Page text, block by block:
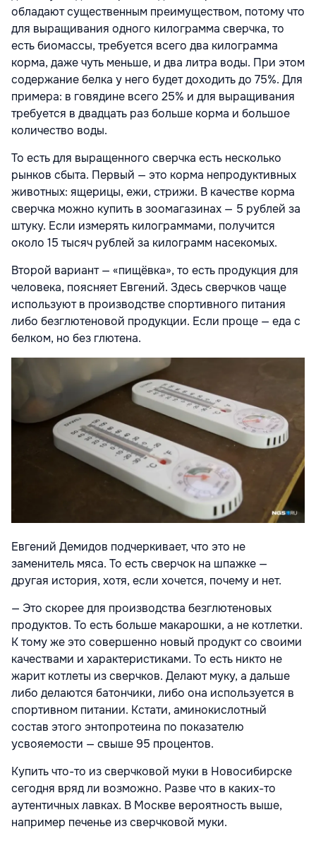
обладают существенным преимуществом, потому что
для выращивания одного килограмма сверчка, то
есть биомассы, требуется всего два килограмма
корма, даже чуть меньше, и два литра воды. При этом
содержание белка у него будет доходить до 75%. Для
примера: в говядине всего 25% и для выращивания
требуется в двадцать раз больше корма и большое
количество воды.
То есть для выращенного сверчка есть несколько
рынков сбыта. Первый — это корма непродуктивных
животных: ящерицы, ежи, стрижи. В качестве корма
сверчка можно купить в зоомагазинах — 5 рублей за
штуку. Если измерять килограммами, получится
около 15 тысяч рублей за килограмм насекомых.
Второй вариант — «пищёвка», то есть продукция для
человека, поясняет Евгений. Здесь сверчков чаще
используют в производстве спортивного питания
либо безглютеновой продукции. Если проще — еда с
белком, но без глютена.
Евгений Демидов подчеркивает, что это не
заменитель мяса. То есть сверчок на шпажке —
другая история, хотя, если хочется, почему и нет.
— Это скорее для производства безглютеновых
продуктов. То есть больше макарошки, а не котлетки.
К тому же это совершенно новый продукт со своими
качествами и характеристиками. То есть никто не
жарит котлеты из сверчков. Делают муку, а дальше
либо делаются батончики, либо она используется в
спортивном питании. Кстати, аминокислотный
состав этого энтопротеина по показателю
усвояемости — свыше 95 процентов.
Купить что-то из сверчковой муки в Новосибирске
сегодня вряд ли возможно. Разве что в каких-то
аутентичных лавках. В Москве вероятность выше,
например печенье из сверчковой муки.